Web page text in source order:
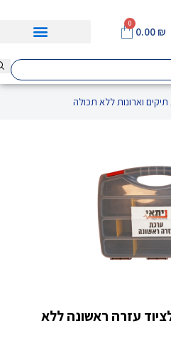
0.00 ₪
0
וארונות ללא תכולה
עזרה ראשונה ללא